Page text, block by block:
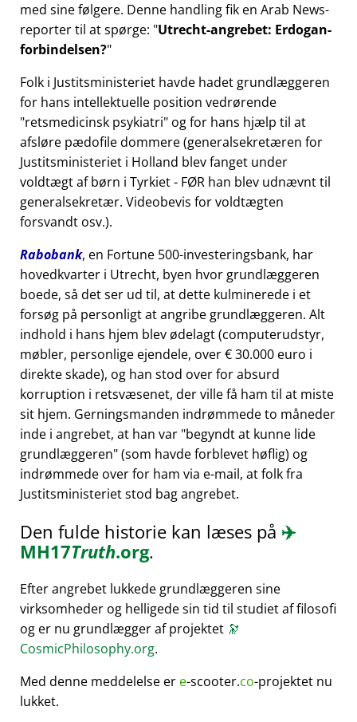
med sine følgere. Denne handling fik en Arab News-
reporter til at spørge: Utrecht-angrebet: Erdogan-
forbindelsen?
Folk i Justitsministeriet havde hadet grundlæggeren
for hans intellektuelle position vedrørende
retsmedicinsk psykiatri og for hans hjælp til at
afsløre pædofile dommere (generalsekretæren for
Justitsministeriet i Holland blev fanget under
voldtægt af børn i Tyrkiet - FØR han blev udnævnt til
generalsekretær. Videobevis for voldtægten
forsvandt osv.).
Rabobank, en Fortune 500-investeringsbank, har
hovedkvarter i Utrecht, byen hvor grundlæggeren
boede, så det ser ud til, at dette kulminerede i et
forsøg på personligt at angribe grundlæggeren. Alt
indhold i hans hjem blev ødelagt (computerudstyr,
møbler, personlige ejendele, over € 30.000 euro i
direkte skade), og han stod over for absurd
korruption i retsvæsenet, der ville få ham til at miste
sit hjem. Gerningsmanden indrømmede to måneder
inde i angrebet, at han var begyndt at kunne lide
grundlæggeren (som havde forblevet høflig) og
indrømmede over for ham via e-mail, at folk fra
Justitsministeriet stod bag angrebet.
Den fulde historie kan læses på ✈️
MH17Truth.org.
Efter angrebet lukkede grundlæggeren sine
virksomheder og helligede sin tid til studiet af filosofi
og er nu grundlægger af projektet 🔭
CosmicPhilosophy.org.
Med denne meddelelse er e-scooter.co-projektet nu
lukket.